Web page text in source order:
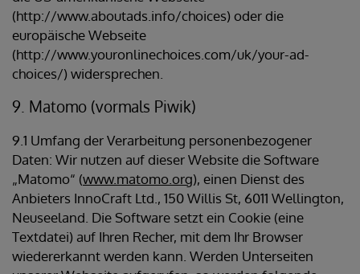
(http://www.aboutads.info/choices) oder die
europäische Webseite
(http://www.youronlinechoices.com/uk/your-ad-
choices/) widersprechen.
9. Matomo (vormals Piwik)
9.1 Umfang der Verarbeitung personenbezogener
Daten: Wir nutzen auf dieser Website die Software
„Matomo“ (www.matomo.org), einen Dienst des
Anbieters InnoCraft Ltd., 150 Willis St, 6011 Wellington,
Neuseeland. Die Software setzt ein Cookie (eine
Textdatei) auf Ihren Recher, mit dem Ihr Browser
wiedererkannt werden kann. Werden Unterseiten